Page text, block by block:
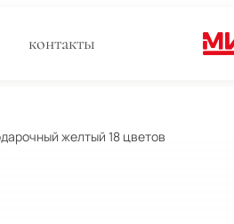
контакты
желтый 18 цветов